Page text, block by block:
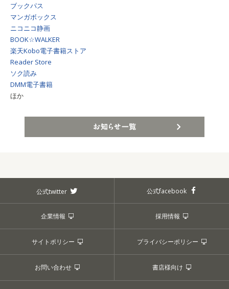
ブックパス
マンガボックス
ニコニコ静画
BOOK☆WALKER
楽天Kobo電子書籍ストア
Reader Store
ソク読み
DMM電子書籍
ほか
公式twitter 公式facebook
企業情報 採用情報
サイトポリシー プライバシーポリシー
お問い合わせ 書店様向け